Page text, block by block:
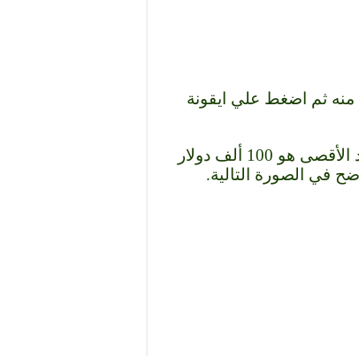
ثم اضغط علي ايقونة
مع مراعاة أن الحد الأدنى للسحب هو 10 دولار والحد الأقصى هو 100 ألف دولار
في الصورة التالية.